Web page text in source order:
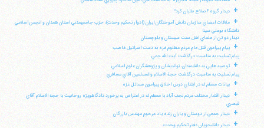
+ ديدار گروه "اصلاح طلبان كرد"
+
ملاقات اعضاي سازمان دانش آموختگان ايران (ادوار تحكيم وحدت)، حزب جامعهمدني استان همدان و انجمن اسلامي
دانشگاه بوعلي سينا
ديدار دو تن از علماي اهل سنت سيستان و بلوچستان
+
پيام پيرامون قتل عام مردم مظلوم غزه به دست اسرائيل غاصب
پيام تسليت به مناسبت درگذشت آيت الله جمي
+
توصيه هايي به دانشمندان، نوانديشان و پژوهشگران علوم اسلامي
پيام تسليت به مناسبت درگذشت حجة الاسلام والمسلمين آقاي مسافري
+ بيانات معظم له در ابتداي درس اخلاق پيرامون مسائل غزه
+
ديدار اقشار مختلف مردم نجف آباد با معظم له در اعتراض به برخورد دادگاهويژه روحانيت با حجة الاسلام آقاي
قيصري
+ ديدار جمعي از دوستان و ياران زنده ياد مرحوم مهندس بازرگان
+ ديدار دانشجويان دفتر تحكيم وحدت